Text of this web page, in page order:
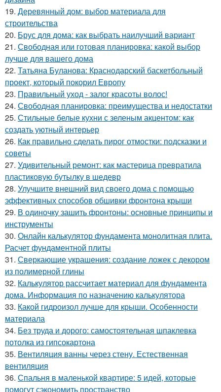
19. Деревянный дом: выбор материала для
строительства
20. Брус для дома: как выбрать наилучший вариант
21. Свободная или готовая планировка: какой выбор
лучше для вашего дома
22. Татьяна Буланова: Краснодарский баскетбольный
проект, который покорил Европу
23. Правильный уход - залог красоты волос!
24. Свободная планировка: преимущества и недостатки
25. Стильные белые кухни с зеленым акцентом: как
создать уютный интерьер
26. Как правильно сделать пирог отмостки: подсказки и
советы
27. Удивительный ремонт: как мастерица превратила
пластиковую бутылку в шедевр
28. Улучшите внешний вид своего дома с помощью
эффективных способов обшивки фронтона крыши
29. В одиночку зашить фронтоны: основные принципы и
инструменты
30. Онлайн калькулятор фундамента монолитная плита.
Расчет фундаментной плиты
31. Сверкающие украшения: создание ложек с декором
из полимерной глины
32. Калькулятор рассчитает материал для фундамента
дома. Информация по назначению калькулятора
33. Какой гидроизол лучше для крыши. Особенности
материала
34. Без труда и дорого: самостоятельная шпаклевка
потолка из гипсокартона
35. Вентиляция ванны через стену. Естественная
вентиляция
36. Спальня в маленькой квартире: 5 идей, которые
помогут сэкономить пространство